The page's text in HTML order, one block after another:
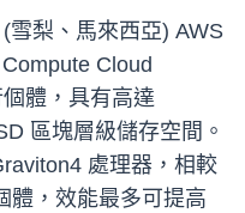
雪梨、馬來西亞) AWS
Cloud
體，具有高達
區塊層級儲存空間。
處理器，相較
體，效能最多可提高